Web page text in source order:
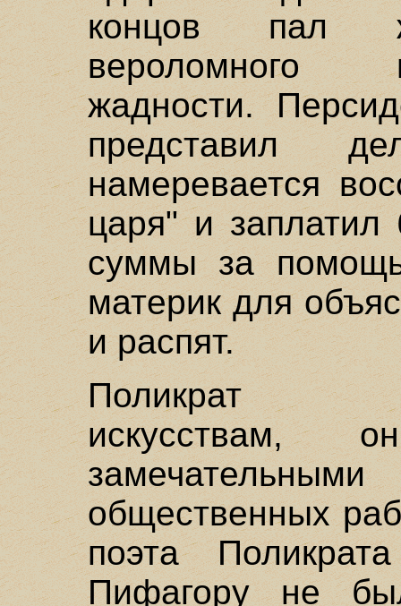
концов пал
вероломного
жадности.
представил
намеревается
царя" и
суммы за
материк для
и распят.
Поликрат
искусствам,
общественных
поэта
Пифагору не